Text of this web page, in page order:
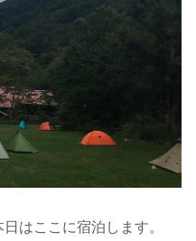
はここに宿泊します。